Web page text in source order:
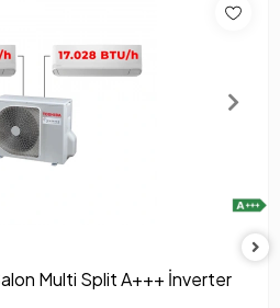
Multi Split A+++ İnverter